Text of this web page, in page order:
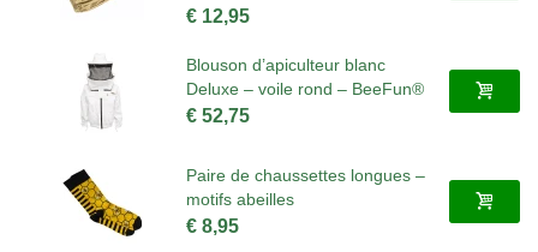
€ 12,95
Blouson d’apiculteur blanc
Deluxe – voile rond – BeeFun®
€ 52,75
Paire de chaussettes longues –
motifs abeilles
€ 8,95